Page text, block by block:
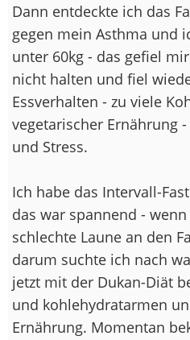
Dann entdeckte ich das
gegen mein Asthma und
unter 60kg - das gefiel
nicht halten und fiel
Essverhalten - zu viele
vegetarischer Ernährung
und Stress.
Ich habe das Intervall-
das war spannend -
schlechte Laune an den
darum suchte ich nach
jetzt mit der Dukan-Diät
und kohlehydratarmen
Ernährung. Momentan